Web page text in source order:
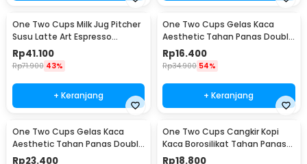
One Two Cups Milk Jug Pitcher
Susu Latte Art Espresso
Stainless Steel 350ml - 10084
Rp41.100
Rp71.900 43%
+ Keranjang
One Two Cups Gelas Kaca
Aesthetic Tahan Panas Double
Wall Glass 250ml - PLY1704
Rp16.400
Rp34.900 54%
+ Keranjang
One Two Cups Gelas Kaca
Aesthetic Tahan Panas Double
Wall Glass 433ml - PLY1704
Rp23.400
One Two Cups Cangkir Kopi
Kaca Borosilikat Tahan Panas
Double Wall Cup 160ml
Rp18.800